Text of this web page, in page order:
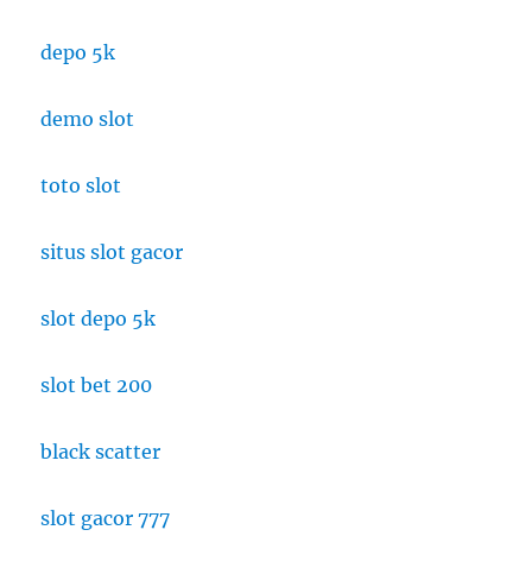
depo 5k
demo slot
toto slot
situs slot gacor
slot depo 5k
slot bet 200
black scatter
slot gacor 777